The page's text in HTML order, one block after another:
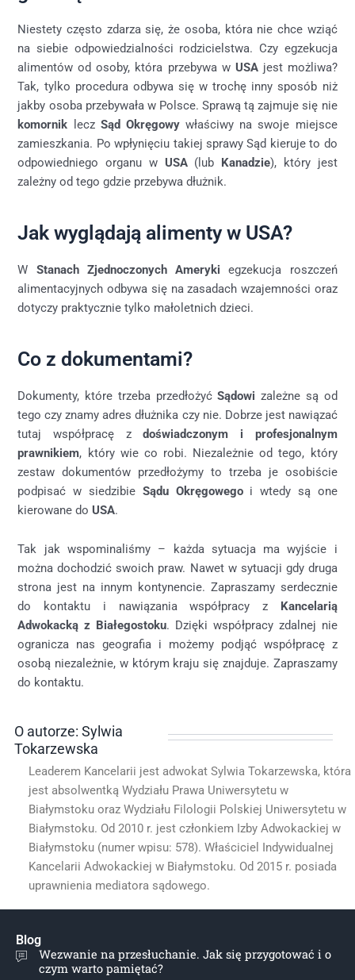
Niestety często zdarza się, że osoba, która nie chce wziąć
na siebie odpowiedzialności rodzicielstwa. Czy egzekucja
alimentów od osoby, która przebywa w USAjest możliwa?
Tak, tylko procedura odbywa się w trochę inny sposób niż
jakby osoba przebywała w Polsce. Sprawą tą zajmuje się nie
komornik lecz Sąd Okręgowywłaściwy na swoje miejsce
zamieszkania. Po wpłynięciu takiej sprawy Sąd kieruje to do
odpowiedniego organu w USA(lub Kanadzie), który jest
zależny od tego gdzie przebywa dłużnik.
Jak wyglądają alimenty w USA?
W Stanach Zjednoczonych Ameryki egzekucja roszczeń
alimentacyjnych odbywa się na zasadach wzajemności oraz
dotyczy praktycznie tylko małoletnich dzieci.
Co z dokumentami?
Dokumenty, które trzeba przedłożyćSądowi zależne są od
tego czy znamy adres dłużnika czy nie. Dobrze jest nawiązać
tutaj współpracę zdoświadczonym i profesjonalnym
prawnikiem, który wie co robi. Niezależnie od tego, który
zestaw dokumentów przedłożymy to trzeba je osobiście
podpisać w siedzibie Sądu Okręgowegoi wtedy są one
kierowane doUSA.
Tak jak wspominaliśmy – każda sytuacja ma wyjście i
można dochodzić swoich praw. Nawet w sytuacji gdy druga
strona jest na innym kontynencie. Zapraszamy serdecznie
do kontaktu i nawiązania współpracy z
Kancelarią
Adwokacką z Białegostoku. Dzięki współpracy zdalnej nie
ogranicza nas geografia i możemy podjąć współpracę z
osobą niezależnie, w którym kraju się znajduje. Zapraszamy
do kontaktu.
O autorze: Sylwia
Tokarzewska
Leaderem Kancelarii jest adwokat Sylwia Tokarzewska, która
jest absolwentką Wydziału Prawa Uniwersytetu w
Białymstoku oraz Wydziału Filologii Polskiej Uniwersytetu w
Białymstoku. Od 2010 r. jest członkiem Izby Adwokackiej w
Białymstoku (numer wpisu: 578). Właściciel Indywidualnej
Kancelarii Adwokackiej w Białymstoku. Od 2015 r. posiada
uprawnienia mediatora sądowego.
Blog
Wezwanie na przesłuchanie. Jak się przygotować i o
czym warto pamiętać?